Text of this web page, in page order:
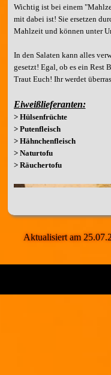
Wichtig ist bei einem
mit dabei ist! Sie ersetzen
Mahlzeit und können unter
In den Salaten kann alles
gesetzt! Egal, ob es ein Rest
Traut Euch! Ihr werdet
Eiweißlieferanten:
> Hülsenfrüchte
> Putenfleisch
> Hähnchenfleisch
> Naturtofu
> Räuchertofu
Party-Erdnüße gehen ganz
Aktualisiert am